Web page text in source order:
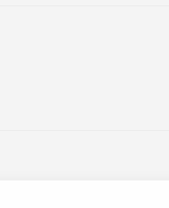
つの寝室スペースが用意されて
で備えたキッチンで簡単な料理